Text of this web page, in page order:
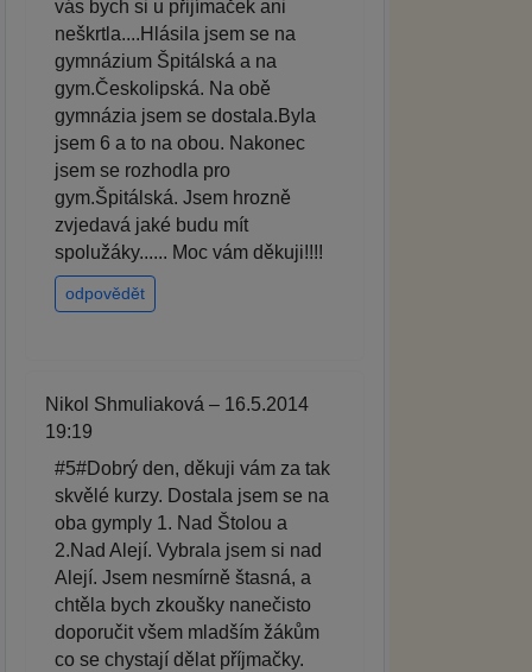
vás bych si u přijímaček ani
neškrtla....Hlásila jsem se na
gymnázium Špitálská a na
gym.Českolipská. Na obě
gymnázia jsem se dostala.Byla
jsem 6 a to na obou. Nakonec
jsem se rozhodla pro
gym.Špitálská. Jsem hrozně
zvjedavá jaké budu mít
spolužáky...... Moc vám děkuji!!!!
odpovědět
Nikol Shmuliaková – 16.5.2014
19:19
#5#Dobrý den, děkuji vám za tak
skvělé kurzy. Dostala jsem se na
oba gymply 1. Nad Štolou a
2.Nad Alejí. Vybrala jsem si nad
Alejí. Jsem nesmírně štasná, a
chtěla bych zkoušky nanečisto
doporučit všem mladším žákům
co se chystají dělat příjmačky.